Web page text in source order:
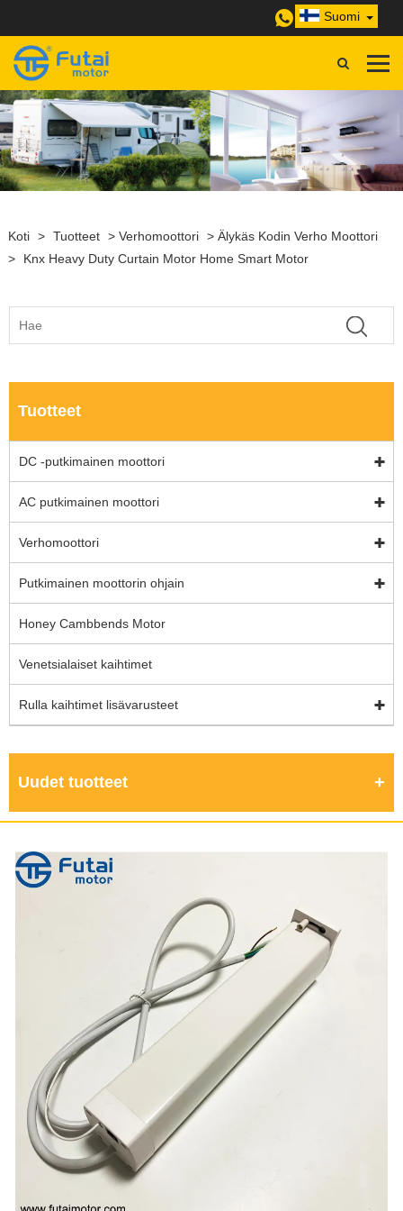
Suomi
Koti > Tuotteet > Verhomoottori > Älykäs Kodin Verho Moottori
>
Knx Heavy Duty Curtain Motor Home Smart Motor
Tuotteet
DC -putkimainen moottori
AC putkimainen moottori
Verhomoottori
Putkimainen moottorin ohjain
Honey Cambbends Motor
Venetsialaiset kaihtimet
Rulla kaihtimet lisävarusteet
Uudet tuotteet